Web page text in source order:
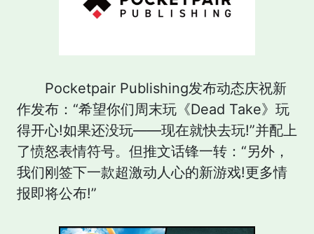
Pocketpair Publishing发布动态庆祝新
作发布：“希望你们周末玩《Dead Take》玩
得开心!如果还没玩——现在就快去玩!”并配上
了愤怒表情符号。但推文话锋一转：“另外，
我们刚签下一款超激动人心的新游戏!更多情
报即将公布!”